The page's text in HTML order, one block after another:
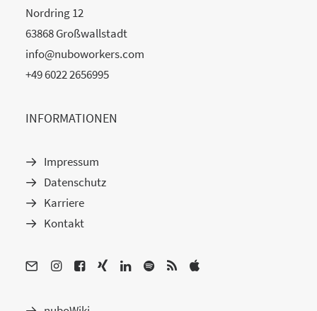
Nordring 12
63868 Großwallstadt
info@nuboworkers.com
+49 6022 2656995
INFORMATIONEN
Impressum
Datenschutz
Karriere
Kontakt